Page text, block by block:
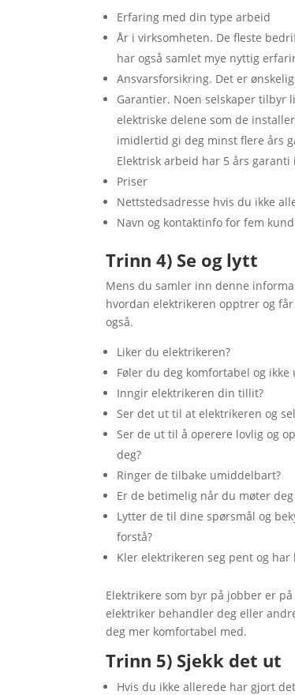
Erfaring med din type arbeid
År i virksomheten. De fleste
har også samlet mye nyttig
Ansvarsforsikring. Det er
Garantier. Noen selskaper tilbyr
elektriske delene som de
imidlertid gi deg minst flere års
Elektrisk arbeid har 5 års
Priser
Nettstedsadresse hvis du ikke
Navn og kontaktinfo for fem
Trinn 4) Se og lytt
Mens du samler inn denne
hvordan elektrikeren opptrer og
også.
Liker du elektrikeren?
Føler du deg komfortabel og ikke
Inngir elektrikeren din tillit?
Ser det ut til at elektrikeren og
Ser de ut til å operere lovlig og
deg?
Ringer de tilbake umiddelbart?
Er de betimelig når du møter
Lytter de til dine spørsmål og
forstå?
Kler elektrikeren seg pent og
Elektrikere som byr på jobber er
elektriker behandler deg eller
deg mer komfortabel med.
Trinn 5) Sjekk det ut
Hvis du ikke allerede har gjort